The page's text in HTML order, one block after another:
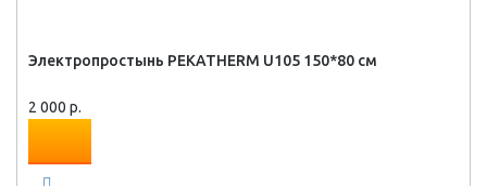
Электропростынь PEKATHERM U105 150*80 см
2 000 р.